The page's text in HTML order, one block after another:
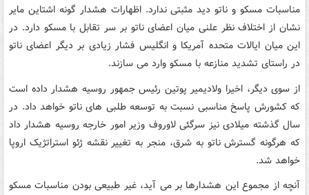
مناسبات مسکو و ناتو دید مثبتی ندارد. اظهارات هشدار گونه اشتاین مایر
نشان از اختلاف نظر علنی میان اعضای ناتو بر سر تقابل با مسکو دارد. در
این میان ایالات متحده آمریکا و انگلیس فشار زیادی بر دیگر اعضای ناتو
در راستای تشدید منازعه با مسکو وارد می سازند.
از سوی دیگر، اخیرا ولادیمیر پوتین رئیس جمهور روسیه هشدار داده است
که کشورش پاسخ مناسبی نسبت به توسعه طلبی های ناتو خواهد داد. در
سال گذشته میلادی نیز سرگئی لاوروف وزیر امور خارجه روسیه هشدار داد
که هرگونه گسترش ناتو به شرق، منجر به تغییر نقشه ژئو استراتژیک اروپا
خواهد شد.
آنچه از مجموع این هشدارها بر می آید، غیر طبیعی بودن مناسبات مسکو